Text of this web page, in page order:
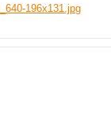
196x131.jpg